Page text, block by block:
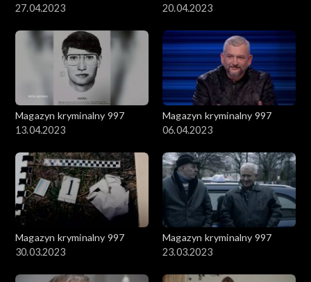
27.04.2023
20.04.2023
Magazyn kryminalny 997
13.04.2023
Magazyn kryminalny 997
06.04.2023
Magazyn kryminalny 997
30.03.2023
Magazyn kryminalny 997
23.03.2023